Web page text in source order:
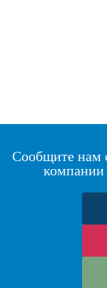
Сообщите нам
компании